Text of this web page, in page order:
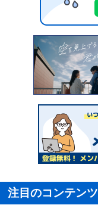
注目のコンテンツ